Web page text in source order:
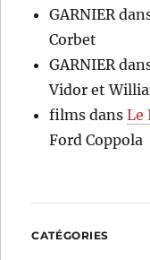
GARNIER
Corbet
GARNIER
Vidor et
films dansLe
Ford Coppola
CATÉGORIES